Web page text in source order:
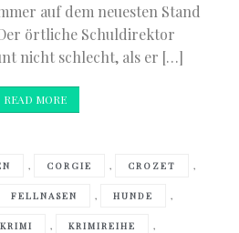
auf dem neuesten Stand
örtliche Schuldirektor
nicht schlecht, als er […]
READ MORE
, CORGIE , CROZET ,
FELLNASEN , HUNDE ,
KRIMI , KRIMIREIHE ,